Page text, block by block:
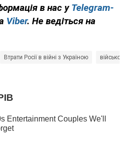
в нас у Telegram-
Viber. Не ведіться на
Втрати Росії в війні з Україною